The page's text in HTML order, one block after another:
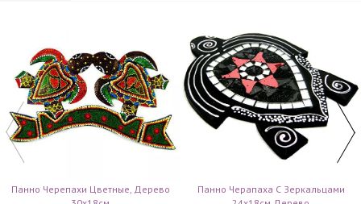
Панно Черепахи Цветные, Дерево
Панно Черапаха С Зеркальцами